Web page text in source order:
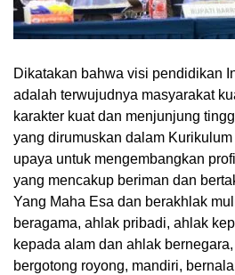
Dikatakan bahwa visi pendidikan
adalah terwujudnya masyarakat
karakter kuat dan menjunjung
yang dirumuskan dalam
upaya untuk mengembangkan
yang mencakup beriman dan
Yang Maha Esa dan berakhlak
beragama, ahlak pribadi, ahlak
kepada alam dan ahlak
bergotong royong, mandiri,